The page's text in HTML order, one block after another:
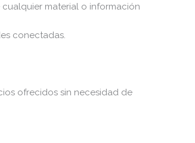
material o información
conectadas.
ofrecidos sin necesidad de